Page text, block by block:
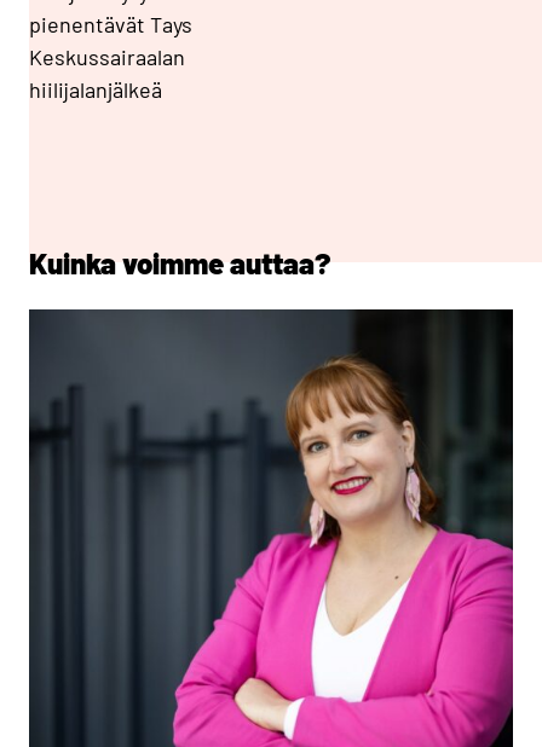
pienentävät Tays
Keskussairaalan
hiilijalanjälkeä
Kuinka voimme auttaa?